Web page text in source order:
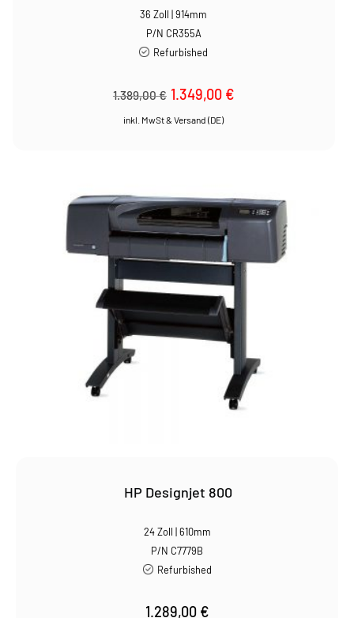
36 Zoll | 914mm
P/N CR355A
Refurbished
1.389,00€ Ursprünglicher
Preis
1.349,00 €Aktueller
HP Designjet 800
24 Zoll | 610mm
P/N C7779B
Refurbished
1.289,00 €